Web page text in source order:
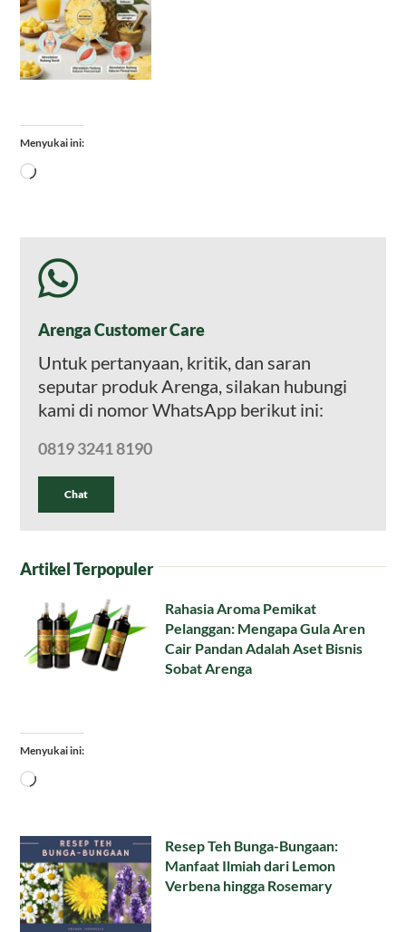
Menyukai ini:
Memuat...
Arenga Customer Care
Untuk pertanyaan, kritik, dan saran
seputar produk Arenga, silakan hubungi
kami di nomor WhatsApp berikut ini:
0819 3241 8190
Chat
Artikel Terpopuler
Rahasia Aroma Pemikat
Pelanggan: Mengapa Gula Aren
Cair Pandan Adalah Aset Bisnis
Sobat Arenga
Menyukai ini:
Memuat...
Resep Teh Bunga-Bungaan:
Manfaat Ilmiah dari Lemon
Verbena hingga Rosemary